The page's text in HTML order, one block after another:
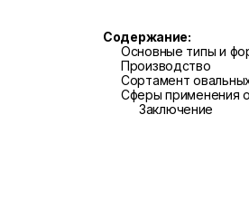
Содержание:
Основные типы и
Производство
Сортамент
Сферы применения
Заключение